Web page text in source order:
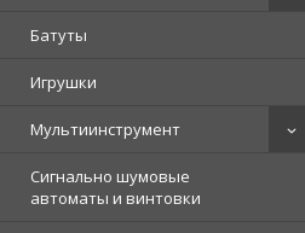
Батуты
Игрушки
Мультиинструмент
Сигнально шумовые
автоматы и винтовки